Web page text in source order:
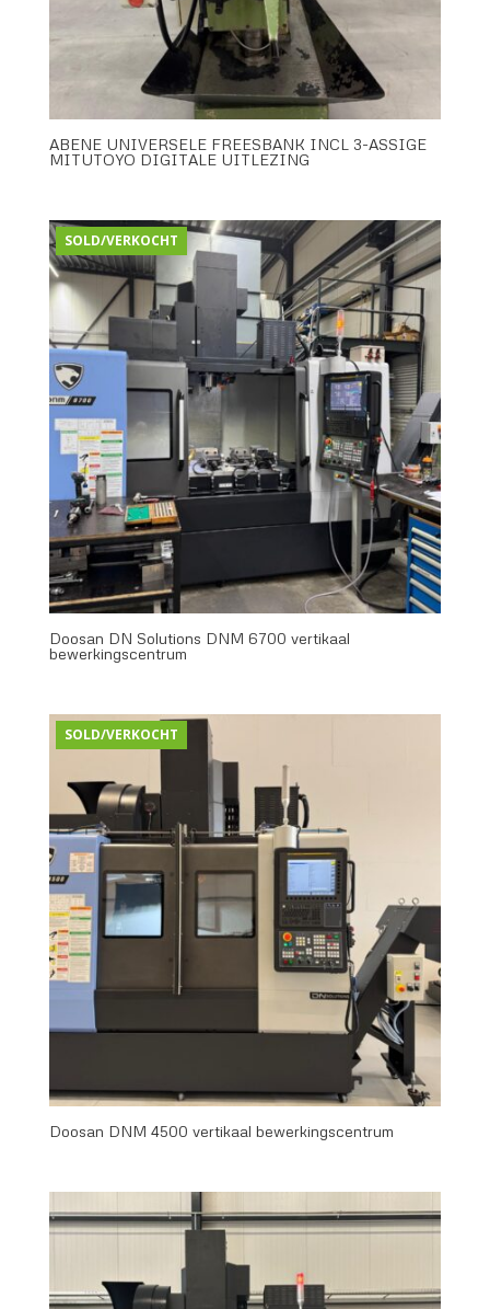
ABENE UNIVERSELE FREESBANK INCL 3-ASSIGE
MITUTOYO DIGITALE UITLEZING
SOLD/VERKOCHT
Doosan DN Solutions DNM 6700 vertikaal
bewerkingscentrum
SOLD/VERKOCHT
Doosan DNM 4500 vertikaal bewerkingscentrum